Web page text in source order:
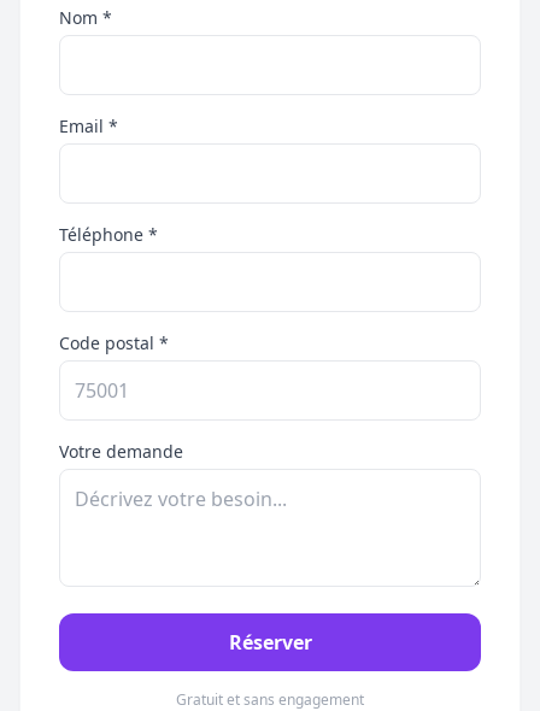
Nom *
Email *
Téléphone *
Code postal *
Votre demande
Réserver
Gratuit et sans engagement